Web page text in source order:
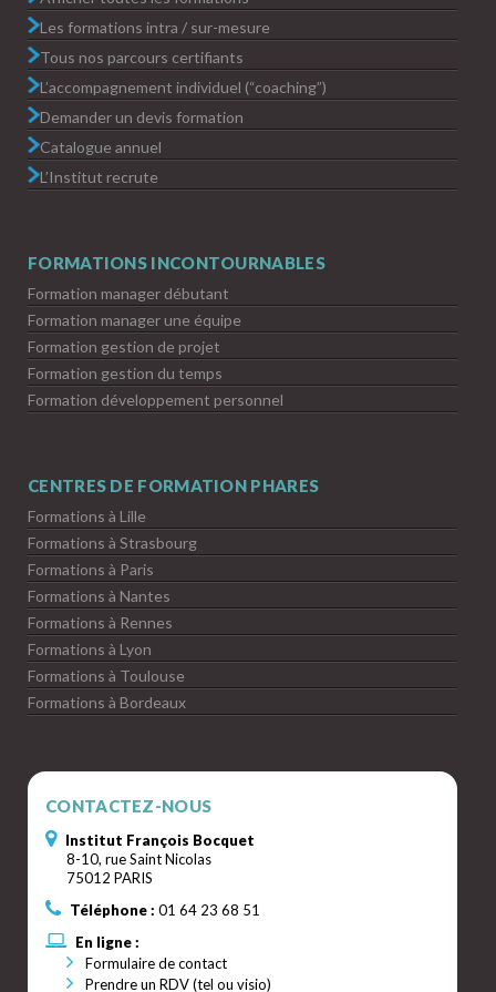
Les formations intra / sur-mesure
Tous nos parcours certifiants
L’accompagnement individuel (“coaching”)
Demander un devis formation
Catalogue annuel
L’Institut recrute
FORMATIONS INCONTOURNABLES
Formation manager débutant
Formation manager une équipe
Formation gestion de projet
Formation gestion du temps
Formation développement personnel
CENTRES DE FORMATION PHARES
Formations à Lille
Formations à Strasbourg
Formations à Paris
Formations à Nantes
Formations à Rennes
Formations à Lyon
Formations à Toulouse
Formations à Bordeaux
CONTACTEZ-NOUS
Institut François Bocquet
8-10, rue Saint Nicolas
75012 PARIS
Téléphone : 01 64 23 68 51
En ligne :
Formulaire de contact
Prendre un RDV (tel ou visio)